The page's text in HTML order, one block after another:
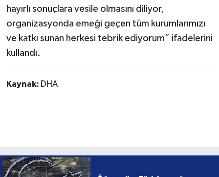
hayırlı sonuçlara vesile olmasını diliyor,
organizasyonda emeği geçen tüm kurumlarımızı
ve katkı sunan herkesi tebrik ediyorum” ifadelerini
kullandı.
Kaynak: DHA